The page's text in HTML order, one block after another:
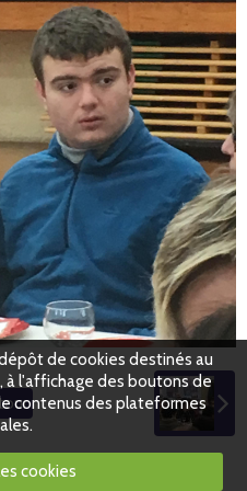
de cookies destinés au
à l'affichage des boutons de
contenus des plateformes
cookies